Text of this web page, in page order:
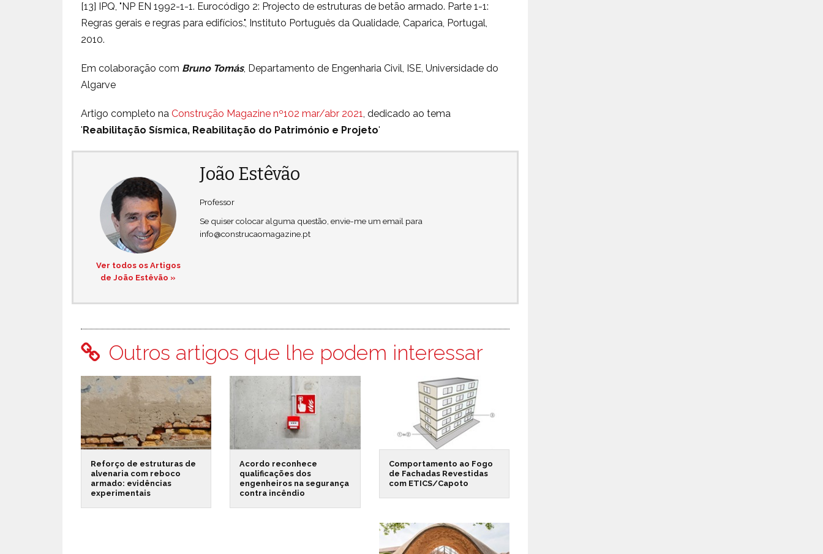
[13] IPQ, "NP EN 1992-1-1. Eurocódigo 2: Projecto de estruturas de betão armado. Parte 1-1:
Regras gerais e regras para edifícios.", Instituto Português da Qualidade, Caparica, Portugal,
2010.
Em colaboração com Bruno Tomás, Departamento de Engenharia Civil, ISE, Universidade do
Algarve
Artigo completo na Construção Magazine nº102 mar/abr 2021, dedicado ao tema
'Reabilitação Sísmica, Reabilitação do Património e Projeto'
Ver todos os Artigos
de João Estêvão »
João Estêvão
Professor
Se quiser colocar alguma questão, envie-me um email para
info@construcaomagazine.pt
Outros artigos que lhe podem interessar
Reforço de estruturas de
alvenaria com reboco
armado: evidências
experimentais
Acordo reconhece
qualificações dos
engenheiros na segurança
contra incêndio
Comportamento ao Fogo
de Fachadas Revestidas
com ETICS/Capoto